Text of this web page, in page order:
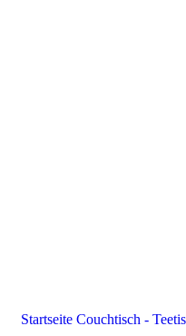
Startseite Couchtisch -